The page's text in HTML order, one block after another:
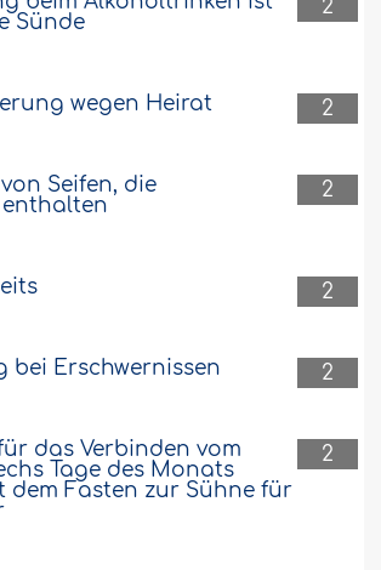
2
Sünde
2
wegen Heirat
2
Seifen, die
enthalten
2
2
bei Erschwernissen
2
das Verbinden vom
Tage des Monats
dem Fasten zur Sühne für